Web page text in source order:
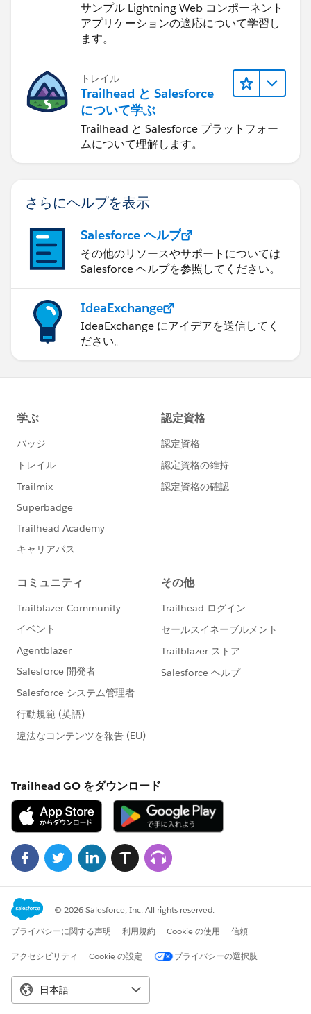
サンプル Lightning Web コンポーネント
アプリケーションの適応について学習し
ます。
トレイル
Trailhead と Salesforce
について学ぶ
Trailhead と Salesforce プラットフォー
ムについて理解します。
さらにヘルプを表示
Salesforce ヘルプ
その他のリソースやサポートについては
Salesforce ヘルプを参照してください。
IdeaExchange
IdeaExchange にアイデアを送信してく
ださい。